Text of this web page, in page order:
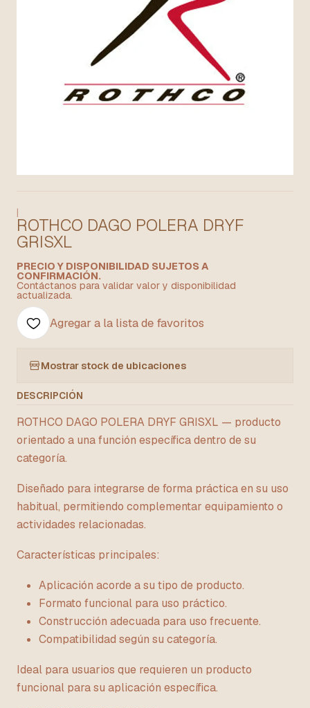
|
ROTHCO DAGO POLERA DRYF
GRISXL
PRECIO Y DISPONIBILIDAD SUJETOS A
CONFIRMACIÓN.
Contáctanos para validar valor y disponibilidad
actualizada.
Agregar a la lista de favoritos
Mostrar stock de ubicaciones
DESCRIPCIÓN
ROTHCO DAGO POLERA DRYF GRISXL — producto
orientado a una función específica dentro de su
categoría.
Diseñado para integrarse de forma práctica en su uso
habitual, permitiendo complementar equipamiento o
actividades relacionadas.
Características principales:
Aplicación acorde a su tipo de producto.
Formato funcional para uso práctico.
Construcción adecuada para uso frecuente.
Compatibilidad según su categoría.
Ideal para usuarios que requieren un producto
funcional para su aplicación específica.